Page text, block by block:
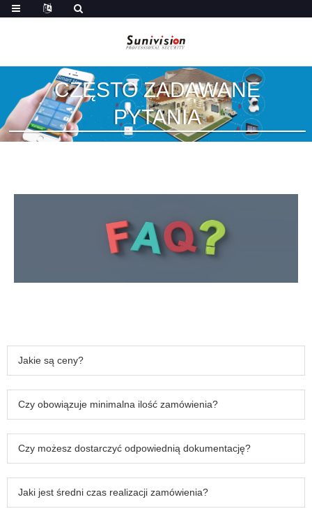
CZĘSTO ZADAWANE
PYTANIA
Jakie są ceny?
Czy obowiązuje minimalna ilość zamówienia?
Czy możesz dostarczyć odpowiednią dokumentację?
Jaki jest średni czas realizacji zamówienia?